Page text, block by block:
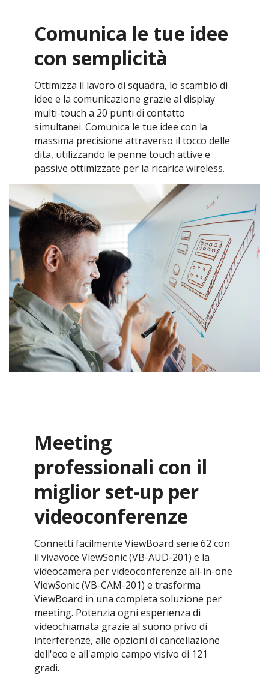
Comunica le tue idee
con semplicità
Ottimizza il lavoro di squadra, lo scambio di
idee e la comunicazione grazie al display
multi-touch a 20 punti di contatto
simultanei. Comunica le tue idee con la
massima precisione attraverso il tocco delle
dita, utilizzando le penne touch attive e
passive ottimizzate per la ricarica wireless.
Meeting
professionali con il
miglior set-up per
videoconferenze
Connetti facilmente ViewBoard serie 62 con
il vivavoce ViewSonic (VB-AUD-201) e la
videocamera per videoconferenze all-in-one
ViewSonic (VB-CAM-201) e trasforma
ViewBoard in una completa soluzione per
meeting. Potenzia ogni esperienza di
videochiamata grazie al suono privo di
interferenze, alle opzioni di cancellazione
dell'eco e all'ampio campo visivo di 121
gradi.